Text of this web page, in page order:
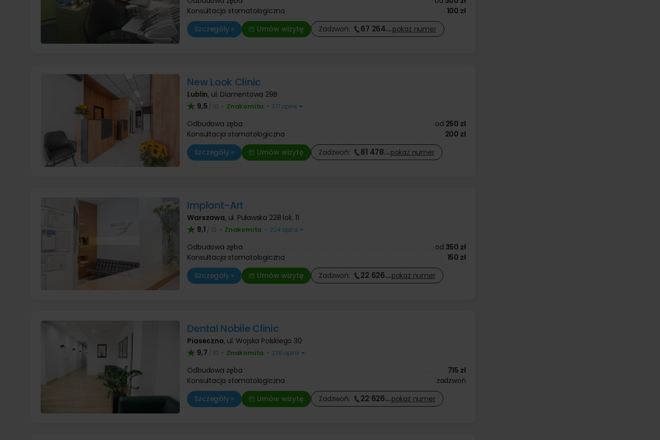
Konsultacja stomatologiczna
100 zł
Szczegóły »
Umów wizytę Zadzwoń: 67 264…pokaż numer
New Look Clinic
Lublin, ul. Diamentowa 29B
9,5 / 10 • Znakomita • 371 opinii
Odbudowa zęba od 250 zł
Konsultacja stomatologiczna
200 zł
Szczegóły »
Umów wizytę Zadzwoń: 81 478…pokaż numer
Implant-Art
Warszawa, ul. Puławska 228 lok. 11
9,1 / 10 • Znakomita • 204 opinii
Odbudowa zęba od 350 zł
Konsultacja stomatologiczna
150 zł
Szczegóły »
Umów wizytę Zadzwoń: 22 626…pokaż numer
Dental Nobile Clinic
Piaseczno, ul. Wojska Polskiego 30
9,7 / 10 • Znakomita • 228 opinii
Odbudowa zęba
715 zł
Konsultacja stomatologiczna
zadzwoń
Szczegóły »
Umów wizytę Zadzwoń: 22 626…pokaż numer